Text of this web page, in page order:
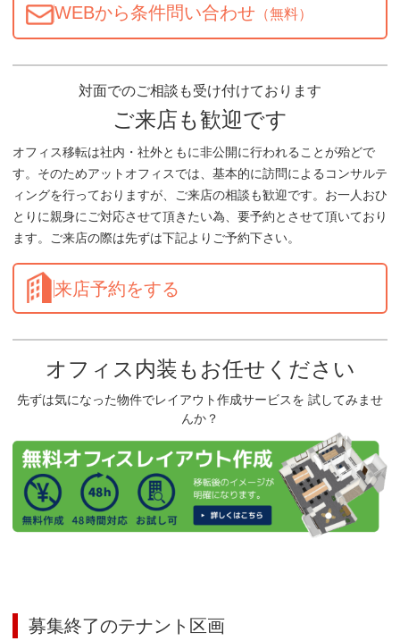
WEBから条件問い合わせ （無料）
対面でのご相談も受け付けております
ご来店も歓迎です
オフィス移転は社内・社外ともに非公開に行われることが殆どで
す。そのためアットオフィスでは、基本的に訪問によるコンサルテ
ィングを行っておりますが、ご来店の相談も歓迎です。お一人おひ
とりに親身にご対応させて頂きたい為、要予約とさせて頂いており
ます。ご来店の際は先ずは下記よりご予約下さい。
来店予約をする
オフィス内装もお任せください
先ずは気になった物件でレイアウト作成サービスを 試してみませ
んか？
募集終了のテナント区画